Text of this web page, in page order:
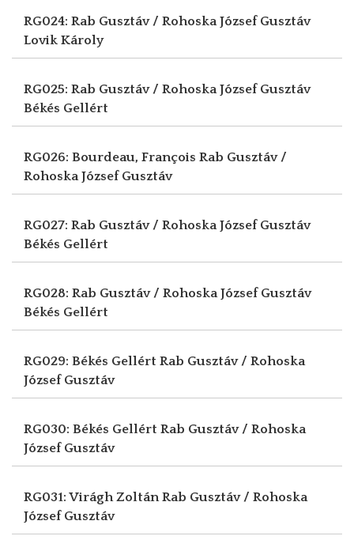
RG024: Rab Gusztáv / Rohoska József Gusztáv
Lovik Károly
RG025: Rab Gusztáv / Rohoska József Gusztáv
Békés Gellért
RG026: Bourdeau, François Rab Gusztáv /
Rohoska József Gusztáv
RG027: Rab Gusztáv / Rohoska József Gusztáv
Békés Gellért
RG028: Rab Gusztáv / Rohoska József Gusztáv
Békés Gellért
RG029: Békés Gellért Rab Gusztáv / Rohoska
József Gusztáv
RG030: Békés Gellért Rab Gusztáv / Rohoska
József Gusztáv
RG031: Virágh ZoltánRab Gusztáv / Rohoska
József Gusztáv